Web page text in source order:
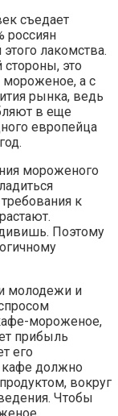
съедает
россиян
лакомства.
это
мороженое, а с
рынка, ведь
в еще
европейца
мороженого
к
Поэтому
молодежи и
мороженое,
прибыль
его
должно
вокруг
Чтобы